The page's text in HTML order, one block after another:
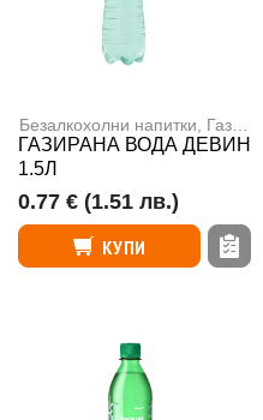
Безалкохолни напитки Газирани напитки
ГАЗИРАНА ВОДА ДЕВИН
1.5Л
0.77 € (1.51 лв.)
КУПИ